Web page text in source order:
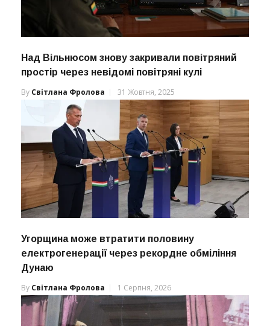
Над Вільнюсом знову закривали повітряний
простір через невідомі повітряні кулі
By Світлана Фролова 31 Жовтня, 2025
Угорщина може втратити половину
електрогенерації через рекордне обміління
Дунаю
By Світлана Фролова 1 Серпня, 2026